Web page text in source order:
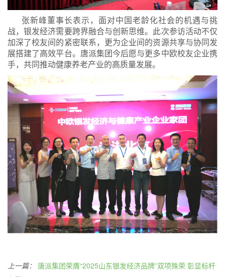
张新峰董事长表示，面对中国老龄化社会的机遇与挑
战，银发经济需要跨界融合与创新思维。此次参访活动不仅
加深了校友间的紧密联系，更为企业间的资源共享与协同发
展搭建了高效平台。唐派集团今后愿与更多中欧校友企业携
手，共同推动健康养老产业的高质量发展。
上一篇： 唐派集团荣膺“2025山东银发经济品牌”双项殊荣 彰显标杆